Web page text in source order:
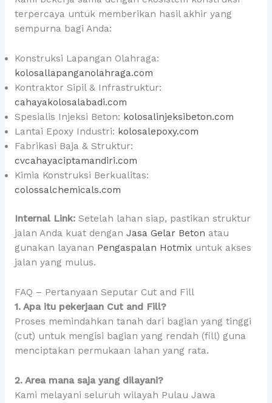
terpercaya untuk memberikan hasil akhir yang
sempurna bagi Anda:
Konstruksi Lapangan Olahraga:
kolosallapanganolahraga.com
Kontraktor Sipil & Infrastruktur:
cahayakolosalabadi.com
Spesialis Injeksi Beton: kolosalinjeksibeton.com
Lantai Epoxy Industri: kolosalepoxy.com
Fabrikasi Baja & Struktur:
cvcahayaciptamandiri.com
Kimia Konstruksi Berkualitas:
colossalchemicals.com
Internal Link:Setelah lahan siap, pastikan struktur
jalan Anda kuat dengan Jasa Gelar Beton atau
gunakan layanan Pengaspalan Hotmixuntuk akses
jalan yang mulus.
FAQ – Pertanyaan Seputar Cut and Fill
1. Apa itu pekerjaan Cut and Fill?
Proses memindahkan tanah dari bagian yang tinggi
(cut) untuk mengisi bagian yang rendah (fill) guna
menciptakan permukaan lahan yang rata.
2. Area mana saja yang dilayani?
Kami melayani seluruh wilayah Pulau Jawa